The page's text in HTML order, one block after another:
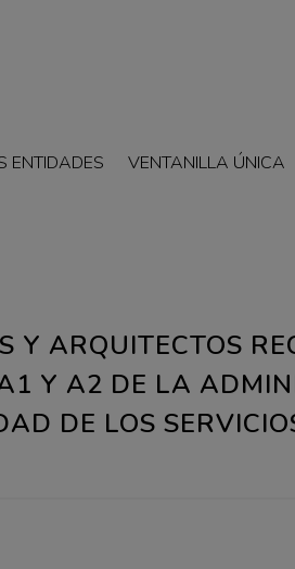
ENTIDADES VENTANILLA ÚNICA
Y ARQUITECTOS
Y A2 DE LA
DE LOS